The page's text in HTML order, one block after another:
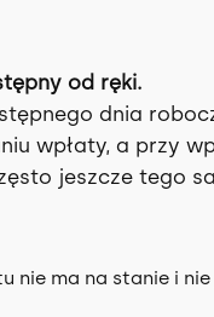
od ręki.
dnia
wpłaty, a przy
jeszcze tego
nie ma na stanie i